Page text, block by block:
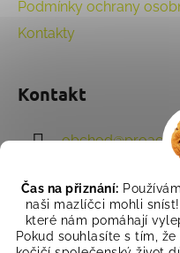
Čas na přiznání:
naši mazlíčci mohli
které nám pomáhají
Pokud souhlasíte s tím,
Podmínky ochrany
Kontakty
Kontakt
obchod@
702 011 708